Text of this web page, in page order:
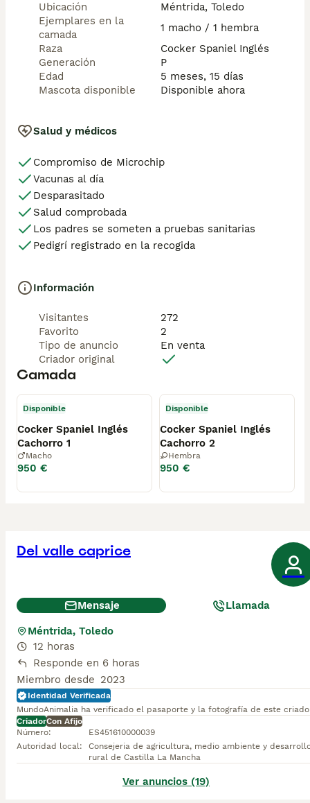
camada y época.
Pregunten sin compromiso , y le damos cita para venir
a ver a los peques a nuestro centro canino, pueden
ver nuestras referencias como mejor criadero en
Google , y redes sociales así como en nuestra web
Web www.delvallecaprice.com
Ubicación
Méntrida, Toledo
Ejemplares en la
camada
1 macho / 1 hembra
Raza
Cocker Spaniel Inglés
Generación
P
Edad
5 meses, 15 días
Mascota disponible
Disponible ahora
Salud y médicos
Compromiso de Microchip
Vacunas al día
Desparasitado
Salud comprobada
Los padres se someten a pruebas sanitarias
Pedigrí registrado en la recogida
Información
Visitantes
272
Favorito
2
Tipo de anuncio
En venta
Criador original
Camada
Disponible
Cocker Spaniel Inglés
Cachorro 1
Macho
950 €
Disponible
Cocker Spaniel Inglés
Cachorro 2
Hembra
950 €
Del valle caprice
Mensaje Llamada
Méntrida, Toledo
12 horas
Responde en 6 horas
Miembro desde 2023
Identidad Verificada
MundoAnimalia ha verificado el pasaporte y la fotografía de este
CriadorCon Afijo
Número:
ES451610000039
Autoridad local:
Consejeria de agricultura, medio ambiente y
rural de Castilla La Mancha
Ver anuncios (19)